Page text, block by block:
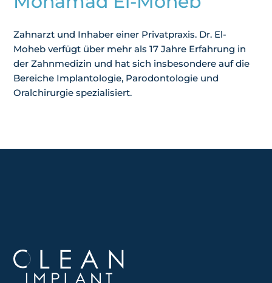
Zahnarzt und Inhaber einer Privatpraxis. Dr. El-
Moheb verfügt über mehr als 17 Jahre Erfahrung in
der Zahnmedizin und hat sich insbesondere auf die
Bereiche Implantologie, Parodontologie und
Oralchirurgie spezialisiert.